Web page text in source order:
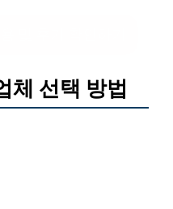
체 선택 방법